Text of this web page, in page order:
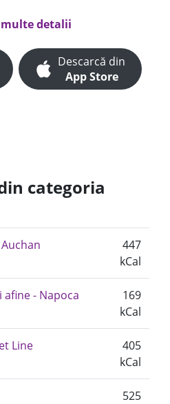
detalii
Descarcă din
App Store
categoria
447
kCal
afine - Napoca
169
kCal
Line
405
kCal
525